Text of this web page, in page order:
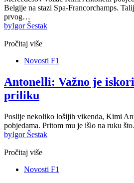
Belgije na stazi Spa-Francorchamps.
prvog…
byIgor Šestak
Pročitaj više
Novosti F1
Antonelli: Važno je
priliku
Poslije nekoliko lošijih vikenda, Kimi
pobjedama. Pritom mu je išlo na ruku
byIgor Šestak
Pročitaj više
Novosti F1